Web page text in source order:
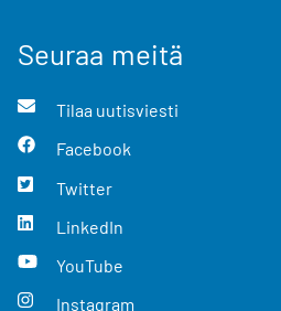
Seuraa meitä
Tilaa uutisviesti
Facebook
Twitter
LinkedIn
YouTube
Instagram